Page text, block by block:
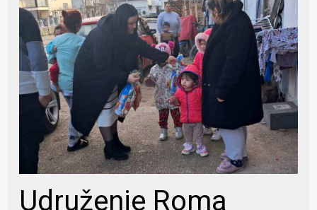
Udruženje Roma